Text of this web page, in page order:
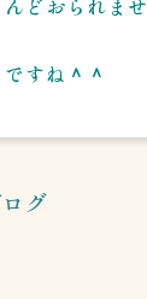
どおられませ
すね＾＾
グ